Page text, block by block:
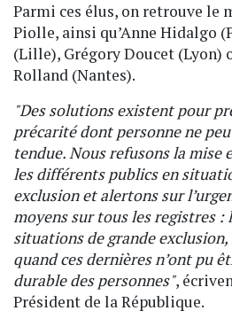
Parmi ces élus, on retrouve le
Piolle, ainsi qu’Anne Hidalgo
(Lille), Grégory Doucet (Lyon)
Rolland (Nantes).
"Des solutions existent pour
précarité dont personne ne
tendue. Nous refusons la mise
les différents publics en
exclusion et alertons sur
moyens sur tous les registres :
situations de grande
quand ces dernières n’ont pu
durable des personnes",
Président de la République.